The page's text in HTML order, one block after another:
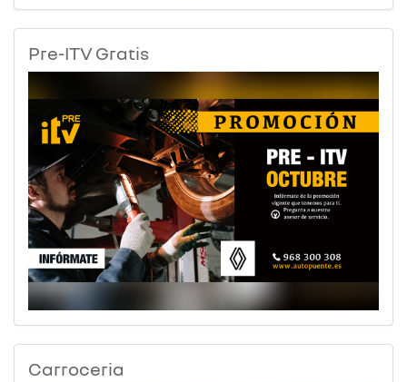
Pre-ITV Gratis
Carroceria